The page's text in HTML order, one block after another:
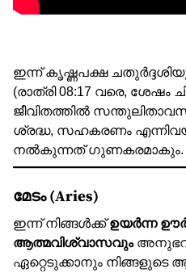
ഇന്ന് കൃഷ്ണപക്ഷ
(രാത്രി 08:17 വരെ, ശേഷം
ജീവിതത്തിൽ
ശ്രദ്ധ, സഹകരണം
നൽകുന്നത് ഗുണകരമാകും.
മേടം (Aries)
ഇന്ന് നിങ്ങൾക്ക്ഉയർന്ന
ആത്മവിശ്വാസവും
ഏറ്റെടുക്കാനും